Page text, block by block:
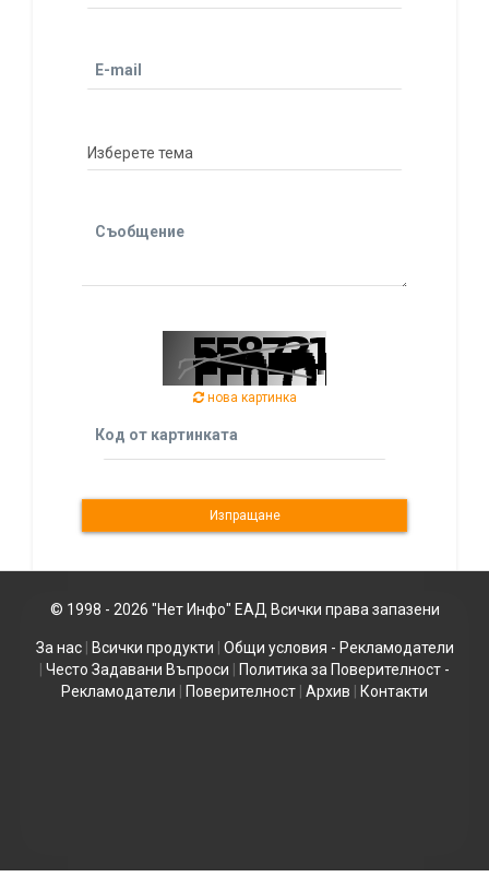
E-mail
Съобщение
нова картинка
Код от картинката
© 1998 - 2026 "Нет Инфо" ЕАД Всички права запазени
За нас| Всички продукти
Общи условия - Рекламодатели
Често Задавани Въпроси
Политика за Поверителност -
Рекламодатели
Поверителност Архив Контакти